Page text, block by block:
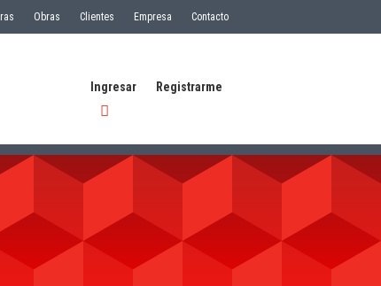
Obras Clientes Empresa Contacto
Ingresar Registrarme